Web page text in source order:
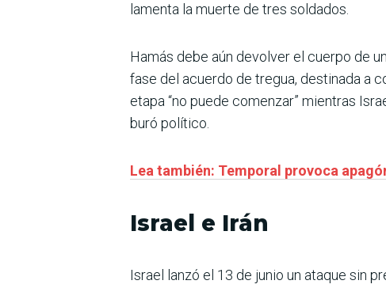
lamenta la muerte de tres soldados.
Hamás debe aún devolver el cuerpo de
fase del acuerdo de tregua, destinada a
etapa “no puede comenzar” mientras
buró político.
Lea también: Temporal provoca
Israel e Irán
Israel lanzó el 13 de junio un ataque sin